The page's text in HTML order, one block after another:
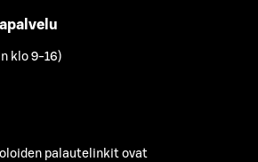
klo 9-16)
palautelinkit ovat